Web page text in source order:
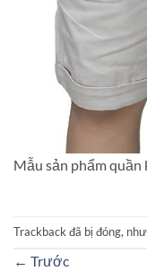
Mẫu sản phẩm quần
Trackback đã bị đóng,
← Trước